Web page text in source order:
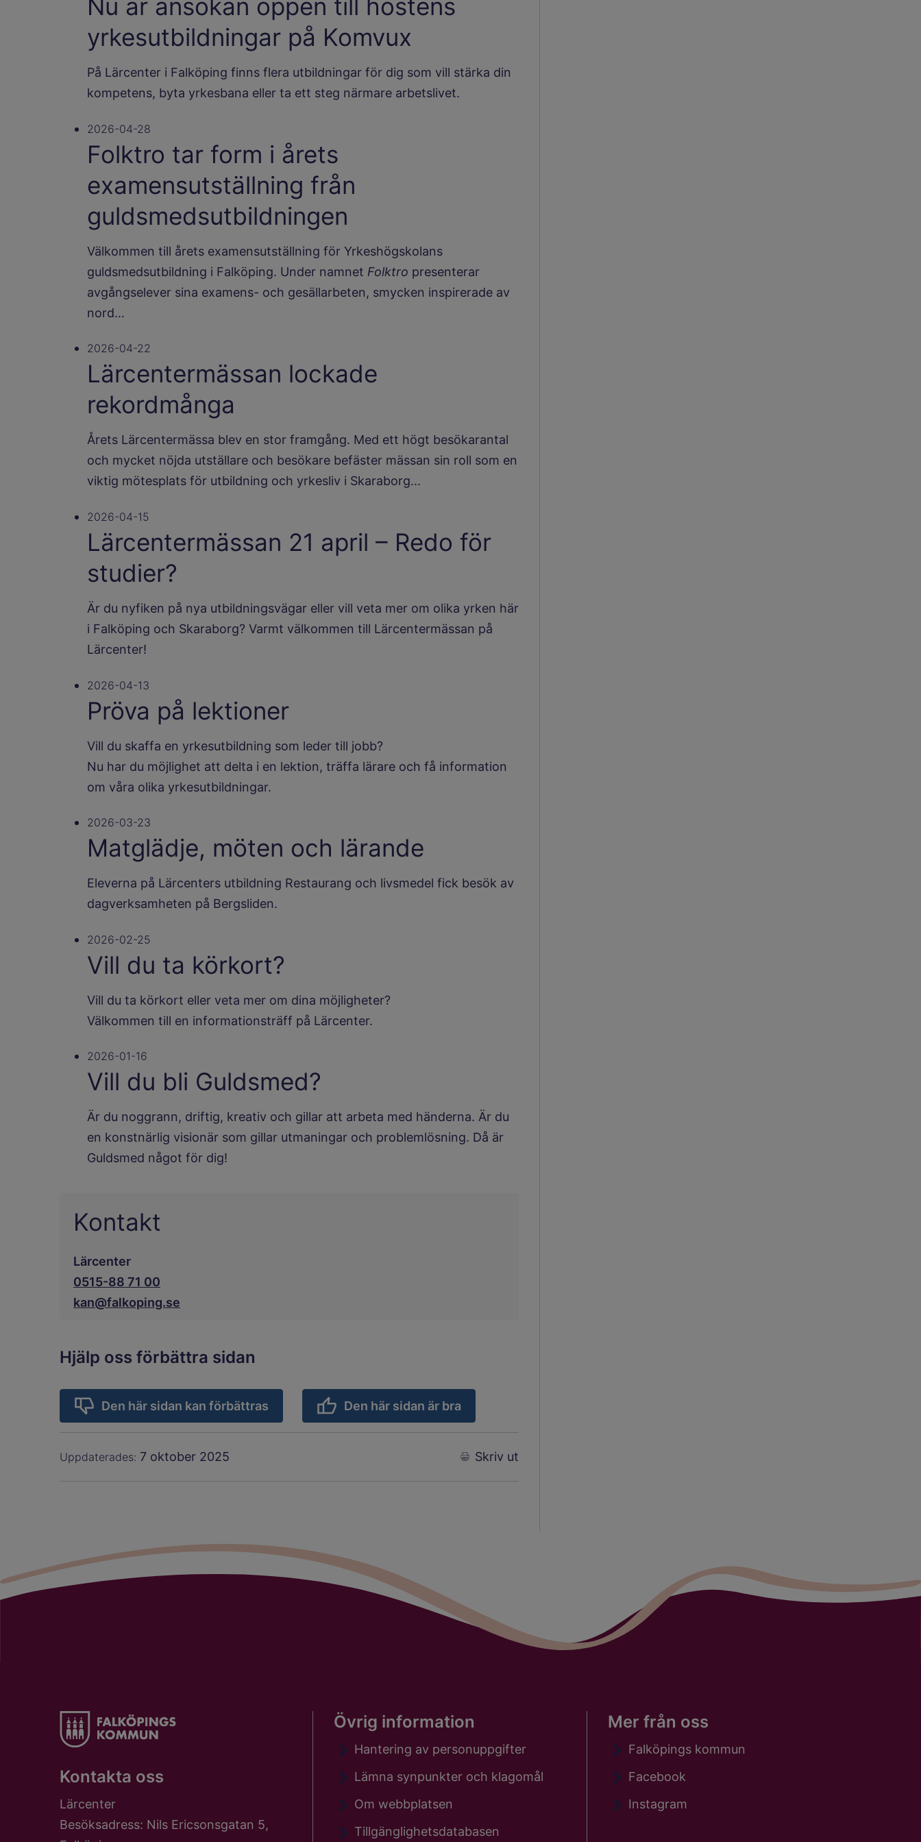
Nu är ansökan öppen till höstens
yrkesutbildningar på Komvux
På Lärcenter i Falköping finns flera utbildningar för dig som vill stärka din
kompetens, byta yrkesbana eller ta ett steg närmare arbetslivet.
2026-04-28
Folktro tar form i årets
examensutställning från
guldsmedsutbildningen
Välkommen till årets examensutställning för Yrkeshögskolans
guldsmedsutbildning i Falköping. Under namnet Folktro presenterar
avgångselever sina examens- och gesällarbeten, smycken inspirerade av
nord...
2026-04-22
Lärcentermässan lockade
rekordmånga
Årets Lärcentermässa blev en stor framgång. Med ett högt besökarantal
och mycket nöjda utställare och besökare befäster mässan sin roll som en
viktig mötesplats för utbildning och yrkesliv i Skaraborg...
2026-04-15
Lärcentermässan 21 april – Redo för
studier?
Är du nyfiken på nya utbildningsvägar eller vill veta mer om olika yrken här
i Falköping och Skaraborg? Varmt välkommen till Lärcentermässan på
Lärcenter!
2026-04-13
Pröva på lektioner
Vill du skaffa en yrkesutbildning som leder till jobb?
Nu har du möjlighet att delta i en lektion, träffa lärare och få information
om våra olika yrkesutbildningar.
2026-03-23
Matglädje, möten och lärande
Eleverna på Lärcenters utbildning Restaurang och livsmedel fick besök av
dagverksamheten på Bergsliden.
2026-02-25
Vill du ta körkort?
Vill du ta körkort eller veta mer om dina möjligheter?
Välkommen till en informationsträff på Lärcenter.
2026-01-16
Vill du bli Guldsmed?
Är du noggrann, driftig, kreativ och gillar att arbeta med händerna. Är du
en konstnärlig visionär som gillar utmaningar och problemlösning. Då är
Guldsmed något för dig!
Kontakt
Lärcenter
0515-88 71 00
kan@falkoping.se
Hjälp oss förbättra sidan
Den här sidan kan förbättras Den här sidan är bra
Uppdaterades: 7 oktober 2025 Skriv ut
Kontakta oss
Lärcenter
Besöksadress: Nils Ericsonsgatan 5,
Övrig information
Hantering av personuppgifter
Lämna synpunkter och klagomål
Om webbplatsen
Tillgänglighetsdatabasen
Mer från oss
Falköpings kommun
Facebook
Instagram